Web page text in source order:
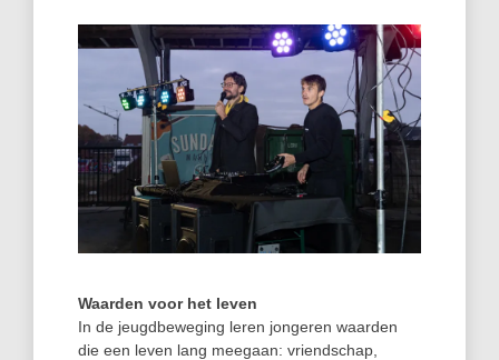
Waarden voor het leven
In de jeugdbeweging leren jongeren waarden
die een leven lang meegaan: vriendschap,